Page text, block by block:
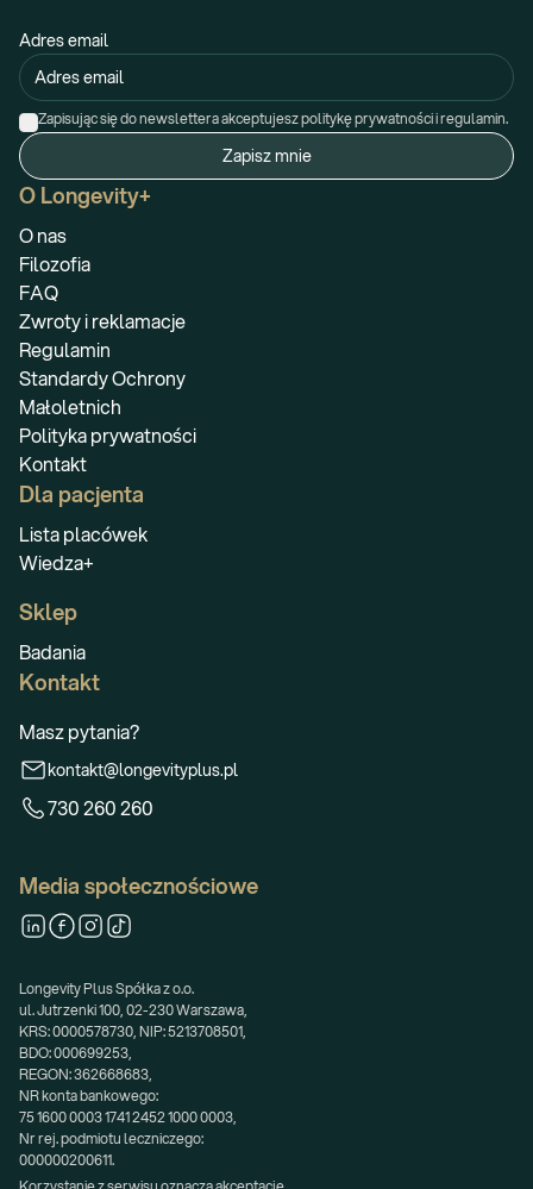
O Longevity+
O nas
Filozofia
FAQ
Zwroty i reklamacje
Regulamin
Standardy Ochrony
Małoletnich
Polityka prywatności
Kontakt
Dla pacjenta
Lista placówek
Wiedza+
Sklep
Badania
Kontakt
Masz pytania?
kontakt@longevityplus.pl
730 260 260
Media społecznościowe
Longevity Plus Spółka z o.o.
ul. Jutrzenki 100, 02-230 Warszawa,
KRS: 0000578730, NIP: 5213708501,
BDO: 000699253,
REGON: 362668683,
NR konta bankowego:
75 1600 0003 1741 2452 1000 0003,
Nr rej. podmiotu leczniczego:
000000200611.
Adres email
Zapisując się do newslettera akceptujesz politykę prywatności i regulamin.
Zapisz mnie